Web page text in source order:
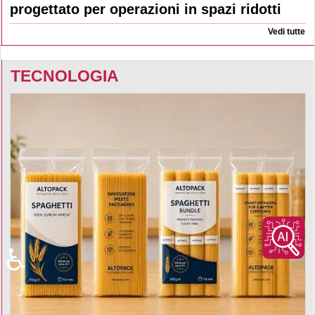
progettato per operazioni in spazi ridotti
Vedi tutte
TECNOLOGIA